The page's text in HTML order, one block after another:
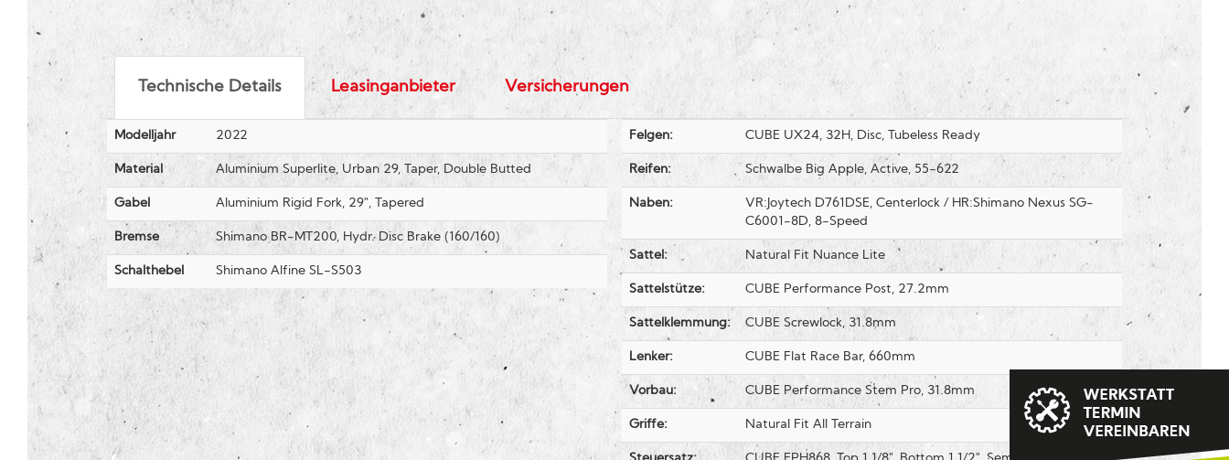
Technische Details Leasinganbieter Versicherungen
Modelljahr 2022
Material Aluminium Superlite, Urban 29, Taper, Double Butted
Gabel Aluminium Rigid Fork, 29", Tapered
Bremse Shimano BR-MT200, Hydr. Disc Brake (160/160)
Schalthebel Shimano Alfine SL-S503
Felgen: CUBE UX24, 32H, Disc, Tubeless Ready
Reifen: Schwalbe Big Apple, Active, 55-622
Naben:
VR:Joytech D761DSE, Centerlock / HR:Shimano Nexus SG-
C6001-8D, 8-Speed
Sattel: Natural Fit Nuance Lite
Sattelstütze: CUBE Performance Post, 27.2mm
Sattelklemmung: CUBE Screwlock, 31.8mm
Lenker: CUBE Flat Race Bar, 660mm
Vorbau: CUBE Performance Stem Pro, 31.8mm
Griffe: Natural Fit All Terrain